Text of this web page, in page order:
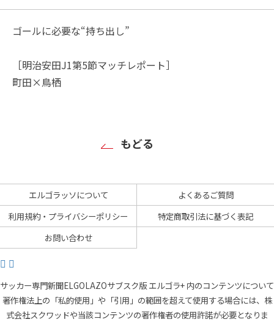
ゴールに必要な“持ち出し”
［明治安田J1第5節マッチレポート］
町田×鳥栖
もどる
エルゴラッソについて
よくあるご質問
利用規約・プライバシーポリシー
特定商取引法に基づく表記
お問い合わせ
サッカー専門新聞ELGOLAZOサブスク版 エルゴラ+ 内のコンテンツについて
著作権法上の「私的使用」や「引用」の範囲を超えて使用する場合には、株
式会社スクワッドや当該コンテンツの著作権者の使用許諾が必要となりま